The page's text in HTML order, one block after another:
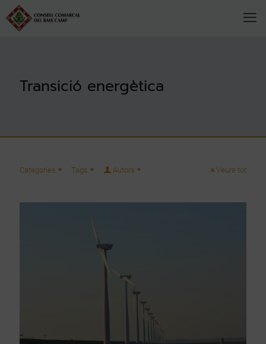
Transició energètica
Categories Tags Autors Veure tot